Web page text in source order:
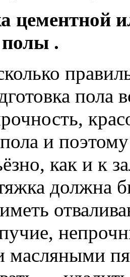
цементной
.
пола
и
как и к
должна